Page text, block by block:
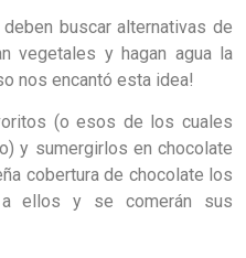
buscar alternativas de
vegetales y hagan agua la
nos encantó esta idea!
(o esos de los cuales
y sumergirlos en chocolate
cobertura de chocolate los
ellos y se comerán sus